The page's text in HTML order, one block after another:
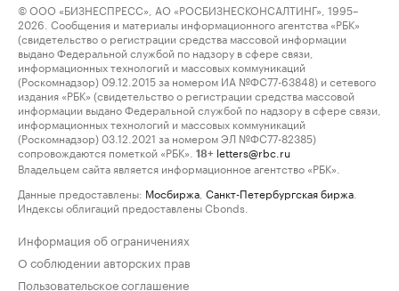
© ООО «БИЗНЕСПРЕСС», АО «РОСБИЗНЕСКОНСАЛТИНГ», 1995–
2026. Сообщения и материалы информационного агентства «РБК»
(свидетельство о регистрации средства массовой информации
выдано Федеральной службой по надзору в сфере связи,
информационных технологий и массовых коммуникаций
(Роскомнадзор) 09.12.2015 за номером ИА №ФС77-63848) и сетевого
издания «РБК» (свидетельство о регистрации средства массовой
информации выдано Федеральной службой по надзору в сфере связи,
информационных технологий и массовых коммуникаций
(Роскомнадзор) 03.12.2021 за номером ЭЛ №ФС77-82385)
сопровождаются пометкой «РБК».
18+ letters@rbc.ru
Владельцем сайта является информационное агентство «РБК».
Данные предоставлены: Мосбиржа Санкт-Петербургская биржа
Индексы облигаций предоставлены Cbonds.
Информация об ограничениях
О соблюдении авторских прав
Пользовательское соглашение